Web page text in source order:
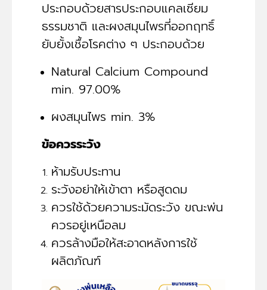
ประกอบด้วยสารประกอบแคลเซียม
ธรรมชาติ และผงสมุนไพรที่ออกฤทธิ์
ยับยั้งเชื้อโรคต่าง ๆ ประกอบด้วย
Natural Calcium Compound
min. 97.00%
ผงสมุนไพร min. 3%
ข้อควรระวัง
ห้ามรับประทาน
ระวังอย่าให้เข้าตา หรือสูดดม
ควรใช้ด้วยความระมัดระวัง ขณะพ่น
ควรอยู่เหนือลม
ควรล้างมือให้สะอาดหลังการใช้
ผลิตภัณฑ์